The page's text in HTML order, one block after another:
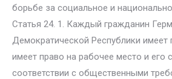
борьбе за социальное и
Статья 24. 1. Каждый гражданин
Демократической Республики имеет
имеет право на рабочее место и
соответствии с общественными